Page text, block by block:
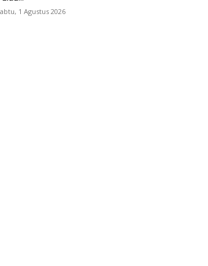
1 Agustus 2026